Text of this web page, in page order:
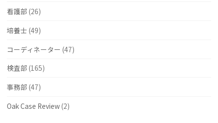
看護部 (26)
培養士 (49)
コーディネーター (47)
検査部 (165)
事務部 (47)
Oak Case Review(2)